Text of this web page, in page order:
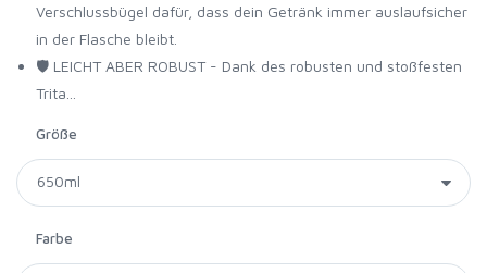
Verschlussbügel dafür, dass dein Getränk immer auslaufsicher
in der Flasche bleibt.
🛡️ LEICHT ABER ROBUST - Dank des robusten und stoßfesten
Trita...
Größe
Farbe